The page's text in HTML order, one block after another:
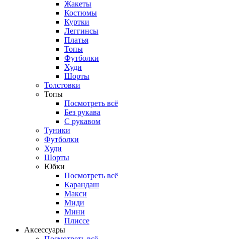
Жакеты
Костюмы
Куртки
Леггинсы
Платья
Топы
Футболки
Худи
Шорты
Толстовки
Топы
Посмотреть всё
Без рукава
С рукавом
Туники
Футболки
Худи
Шорты
Юбки
Посмотреть всё
Карандаш
Макси
Миди
Мини
Плиссе
Аксессуары